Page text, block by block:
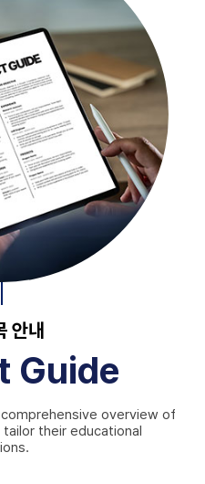
안내
Guide
overview of
their educational